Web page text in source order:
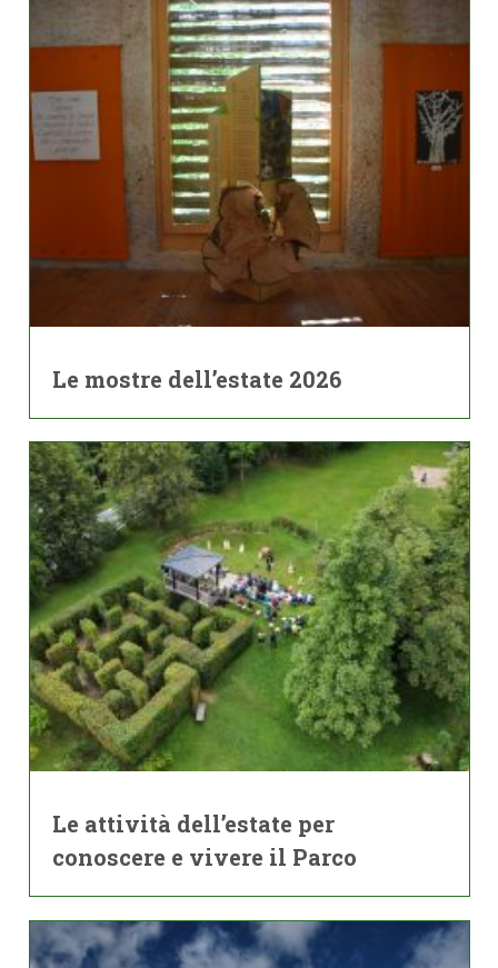
Le mostre dell’estate 2026
Le attività dell’estate per
conoscere e vivere il Parco